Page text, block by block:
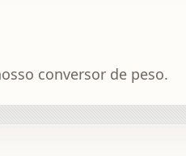
conversor de peso.